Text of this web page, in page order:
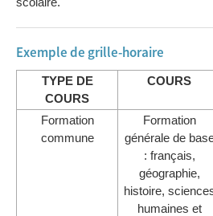
Exemple de grille-horaire
TYPE DE
COURS
COURS
Formation
commune
Formation
générale de
: français,
géographie,
histoire,
humaines et